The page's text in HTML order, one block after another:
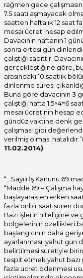
rağmen gece
7.5 saati aşmayacak
saatten haftalık 12 saat
mesai ücreti hesap
Davacının haftanın 1
sonra ertesi gün
çalıştığı sabittir.
gerçekleştiğine göre,
arasındaki 10 saatlik
dinlenme süresi
Buna göre davacının 3
çalıştığı hafta 1,5×4=6
mesai ücretinin hesap
gündüz vaktine denk
çalışması gibi
verilmiş olması hatalıdır.”
11.02.2014)
“…Sayılı İş Kanunu
“Madde 69 – Çalışma
başlayarak en erken
fazla onbir saat süren
Bazı işlerin niteliğine
bölgelerinin özellikleri
başlangıcının daha
ayarlanması, yahut gün
belirtilmesi suretiyle
tespit etmek yahut bazı
fazla ücret ödenmesi